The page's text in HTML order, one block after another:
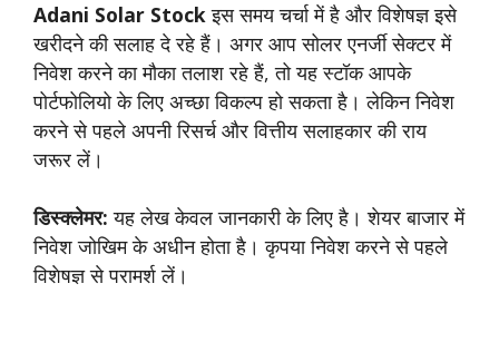
Adani Solar Stockइस समय चर्चा में है और विशेषज्ञ इसे
खरीदने की सलाह दे रहे हैं। अगर आप सोलर एनर्जी सेक्टर में
निवेश करने का मौका तलाश रहे हैं, तो यह स्टॉक आपके
पोर्टफोलियो के लिए अच्छा विकल्प हो सकता है। लेकिन निवेश
करने से पहले अपनी रिसर्च और वित्तीय सलाहकार की राय
जरूर लें।
डिस्क्लेमर: यह लेख केवल जानकारी के लिए है। शेयर बाजार में
निवेश जोखिम के अधीन होता है। कृपया निवेश करने से पहले
विशेषज्ञ से परामर्श लें।